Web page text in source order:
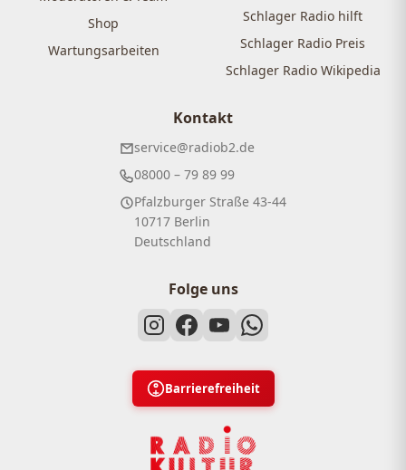
Shop
Wartungsarbeiten
Schlager Radio hilft
Schlager Radio Preis
Schlager Radio Wikipedia
Kontakt
service@radiob2.de
08000 – 79 89 99
Pfalzburger Straße 43-44
10717 Berlin
Deutschland
Folge uns
Barrierefreiheit